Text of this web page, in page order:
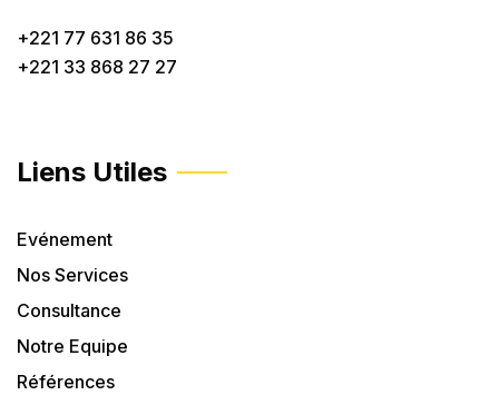
+221 77 631 86 35
+221 33 868 27 27
Liens Utiles
Evénement
Nos Services
Consultance
Notre Equipe
Références